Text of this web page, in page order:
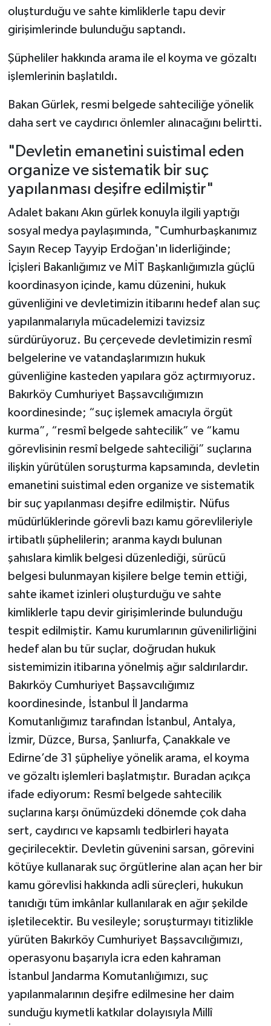
oluşturduğu ve sahte kimliklerle tapu devir
girişimlerinde bulunduğu saptandı.
Şüpheliler hakkında arama ile el koyma ve gözaltı
işlemlerinin başlatıldı.
Bakan Gürlek, resmi belgede sahteciliğe yönelik
daha sert ve caydırıcı önlemler alınacağını belirtti.
"Devletin emanetini suistimal eden
organize ve sistematik bir suç
yapılanması deşifre edilmiştir"
Adalet bakanı Akın gürlek konuyla ilgili yaptığı
sosyal medya paylaşımında, "Cumhurbaşkanımız
Sayın Recep Tayyip Erdoğan'ın liderliğinde;
İçişleri Bakanlığımız ve MİT Başkanlığımızla güçlü
koordinasyon içinde, kamu düzenini, hukuk
güvenliğini ve devletimizin itibarını hedef alan suç
yapılanmalarıyla mücadelemizi tavizsiz
sürdürüyoruz. Bu çerçevede devletimizin resmî
belgelerine ve vatandaşlarımızın hukuk
güvenliğine kasteden yapılara göz açtırmıyoruz.
Bakırköy Cumhuriyet Başsavcılığımızın
koordinesinde; “suç işlemek amacıyla örgüt
kurma”, “resmî belgede sahtecilik” ve “kamu
görevlisinin resmî belgede sahteciliği” suçlarına
ilişkin yürütülen soruşturma kapsamında, devletin
emanetini suistimal eden organize ve sistematik
bir suç yapılanması deşifre edilmiştir. Nüfus
müdürlüklerinde görevli bazı kamu görevlileriyle
irtibatlı şüphelilerin; aranma kaydı bulunan
şahıslara kimlik belgesi düzenlediği, sürücü
belgesi bulunmayan kişilere belge temin ettiği,
sahte ikamet izinleri oluşturduğu ve sahte
kimliklerle tapu devir girişimlerinde bulunduğu
tespit edilmiştir. Kamu kurumlarının güvenilirliğini
hedef alan bu tür suçlar, doğrudan hukuk
sistemimizin itibarına yönelmiş ağır saldırılardır.
Bakırköy Cumhuriyet Başsavcılığımız
koordinesinde, İstanbul İl Jandarma
Komutanlığımız tarafından İstanbul, Antalya,
İzmir, Düzce, Bursa, Şanlıurfa, Çanakkale ve
Edirne’de 31 şüpheliye yönelik arama, el koyma
ve gözaltı işlemleri başlatmıştır. Buradan açıkça
ifade ediyorum: Resmî belgede sahtecilik
suçlarına karşı önümüzdeki dönemde çok daha
sert, caydırıcı ve kapsamlı tedbirleri hayata
geçirilecektir. Devletin güvenini sarsan, görevini
kötüye kullanarak suç örgütlerine alan açan her bir
kamu görevlisi hakkında adli süreçleri, hukukun
tanıdığı tüm imkânlar kullanılarak en ağır şekilde
işletilecektir. Bu vesileyle; soruşturmayı titizlikle
yürüten Bakırköy Cumhuriyet Başsavcılığımızı,
operasyonu başarıyla icra eden kahraman
İstanbul Jandarma Komutanlığımızı, suç
yapılanmalarının deşifre edilmesine her daim
sunduğu kıymetli katkılar dolayısıyla Millî